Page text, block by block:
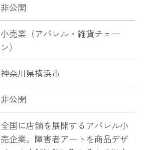
非公開
小売業（アパレル・雑貨チェー
ン）
神奈川県横浜市
非公開
全国に店舗を展開するアパレル小
売企業。障害者アートを商品デザ